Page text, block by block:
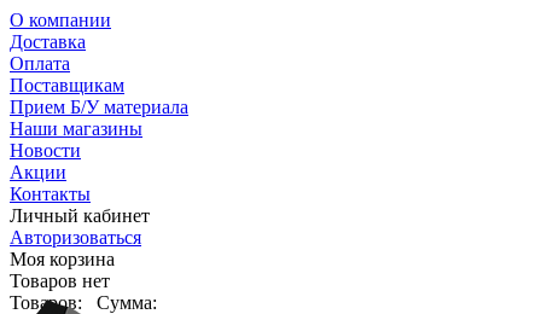
О компании
Доставка
Оплата
Поставщикам
Прием Б/У материала
Наши магазины
Новости
Акции
Контакты
Личный кабинет
Авторизоваться
Моя корзина
Товаров нет
Товаров:
Сумма: